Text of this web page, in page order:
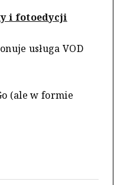
i fotoedycji
usługa VOD
(ale w formie